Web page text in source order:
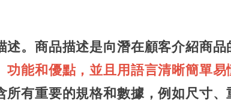
述。商品描述是向潛在顧客介紹商
功能和優點，並且用語言清晰簡單易
所有重要的規格和數據，例如尺寸、